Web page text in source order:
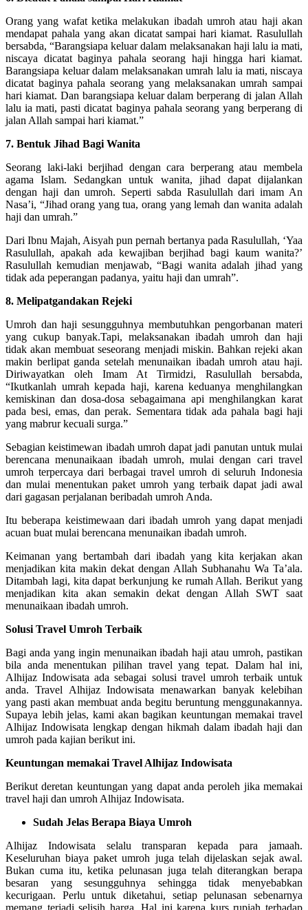
Orang yang wafat ketika melakukan ibadah umroh atau haji akan
mendapat pahala yang akan dicatat sampai hari kiamat. Rasulullah
bersabda, “Barangsiapa keluar dalam melaksanakan haji lalu ia mati,
niscaya dicatat baginya pahala seorang haji hingga hari kiamat.
Barangsiapa keluar dalam melaksanakan umrah lalu ia mati, niscaya
dicatat baginya pahala seorang yang melaksanakan umrah sampai
hari kiamat. Dan barangsiapa keluar dalam berperang di jalan Allah
lalu ia mati, pasti dicatat baginya pahala seorang yang berperang di
jalan Allah sampai hari kiamat.”
7. Bentuk Jihad Bagi Wanita
Seorang laki-laki berjihad dengan cara berperang atau membela
agama Islam. Sedangkan untuk wanita, jihad dapat dijalankan
dengan haji dan umroh. Seperti sabda Rasulullah dari imam An
Nasa’i, “Jihad orang yang tua, orang yang lemah dan wanita adalah
haji dan umrah.”
Dari Ibnu Majah, Aisyah pun pernah bertanya pada Rasulullah, ‘Yaa
Rasulullah, apakah ada kewajiban berjihad bagi kaum wanita?’
Rasulullah kemudian menjawab, “Bagi wanita adalah jihad yang
tidak ada peperangan padanya, yaitu haji dan umrah”.
8. Melipatgandakan Rejeki
Umroh dan haji sesungguhnya membutuhkan pengorbanan materi
yang cukup banyak.Tapi, melaksanakan ibadah umroh dan haji
tidak akan membuat seseorang menjadi miskin. Bahkan rejeki akan
makin berlipat ganda setelah menunaikan ibadah umroh atau haji.
Diriwayatkan oleh Imam At Tirmidzi, Rasulullah bersabda,
“Ikutkanlah umrah kepada haji, karena keduanya menghilangkan
kemiskinan dan dosa-dosa sebagaimana api menghilangkan karat
pada besi, emas, dan perak. Sementara tidak ada pahala bagi haji
yang mabrur kecuali surga.”
Sebagian keistimewan ibadah umroh dapat jadi panutan untuk mulai
berencana menunaikaan ibadah umroh, mulai dengan cari travel
umroh terpercaya dari berbagai travel umroh di seluruh Indonesia
dan mulai menentukan paket umroh yang terbaik dapat jadi awal
dari gagasan perjalanan beribadah umroh Anda.
Itu beberapa keistimewaan dari ibadah umroh yang dapat menjadi
acuan buat mulai berencana menunaikan ibadah umroh.
Keimanan yang bertambah dari ibadah yang kita kerjakan akan
menjadikan kita makin dekat dengan Allah Subhanahu Wa Ta’ala.
Ditambah lagi, kita dapat berkunjung ke rumah Allah. Berikut yang
menjadikan kita akan semakin dekat dengan Allah SWT saat
menunaikaan ibadah umroh.
Solusi Travel Umroh Terbaik
Bagi anda yang ingin menunaikan ibadah haji atau umroh, pastikan
bila anda menentukan pilihan travel yang tepat. Dalam hal ini,
Alhijaz Indowisata ada sebagai solusi travel umroh terbaik untuk
anda. Travel Alhijaz Indowisata menawarkan banyak kelebihan
yang pasti akan membuat anda begitu beruntung menggunakannya.
Supaya lebih jelas, kami akan bagikan keuntungan memakai travel
Alhijaz Indowisata lengkap dengan hikmah dalam ibadah haji dan
umroh pada kajian berikut ini.
Keuntungan memakai Travel Alhijaz Indowisata
Berikut deretan keuntungan yang dapat anda peroleh jika memakai
travel haji dan umroh Alhijaz Indowisata.
Sudah Jelas Berapa Biaya Umroh
Alhijaz Indowisata selalu transparan kepada para jamaah.
Keseluruhan biaya paket umroh juga telah dijelaskan sejak awal.
Bukan cuma itu, ketika pelunasan juga telah diterangkan berapa
besaran yang sesungguhnya sehingga tidak menyebabkan
kecurigaan. Perlu untuk diketahui, setiap pelunasan sebenarnya
memang terjadi selisih harga. Hal ini karena kurs rupiah terhadap